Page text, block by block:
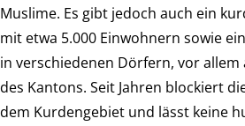
Muslime. Es gibt jedoch auch ein
mit etwa 5.000 Einwohnern sowie
in verschiedenen Dörfern, vor
des Kantons. Seit Jahren blockiert
dem Kurdengebiet und lässt keine